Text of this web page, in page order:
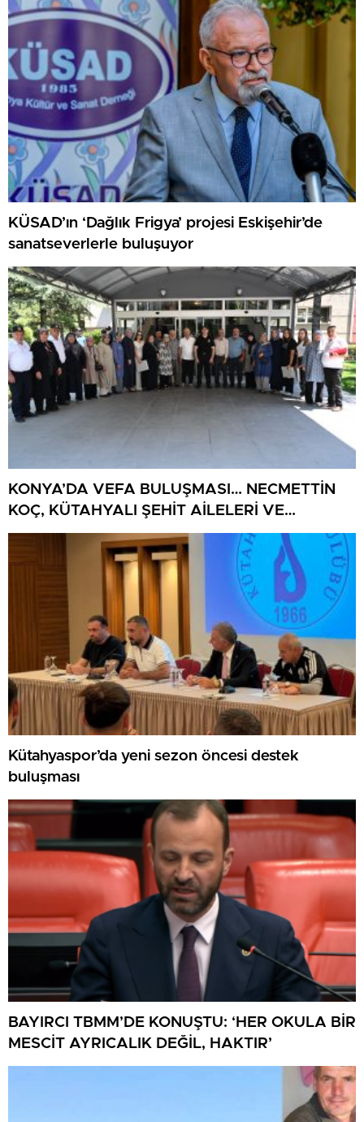
KÜSAD’ın ‘Dağlık Frigya’ projesi Eskişehir’de
sanatseverlerle buluşuyor
KONYA’DA VEFA BULUŞMASI… NECMETTİN
KOÇ, KÜTAHYALI ŞEHİT AİLELERİ VE
GAZİLERİ AĞIRLADI
Kütahyaspor’da yeni sezon öncesi destek
buluşması
BAYIRCI TBMM’DE KONUŞTU: ‘HER OKULA BİR
MESCİT AYRICALIK DEĞİL, HAKTIR’